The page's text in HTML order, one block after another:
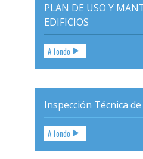
PLAN DE USO Y
EDIFICIOS
A fondo
Inspección Técnica
A fondo